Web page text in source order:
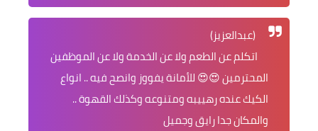
(عبدالعزيز)
اتكلم عن الطعم ولا عن الخدمة ولا عن الموظفين
المحترمين 😍😍 للأمانة يفووز وانصح فيه .. انواع
الكيك عنده رهييبه ومتنوعه وكذلك القهوة ..
والمكان جدا رايق وجميل